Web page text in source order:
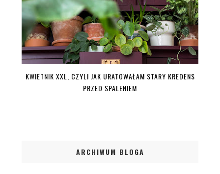
KWIETNIK XXL, CZYLI JAK URATOWAŁAM STARY KREDENS
PRZED SPALENIEM
ARCHIWUM BLOGA